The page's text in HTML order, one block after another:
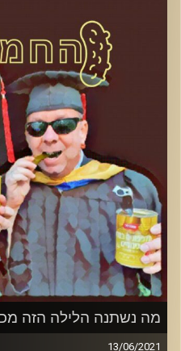
עם פרופסור בועז בן-
הירשברגר
והפעם: ממשלת בנט
קרדיט תמונות:AudioVersity
מה נשתנה הלילה הזה
13/06/2021